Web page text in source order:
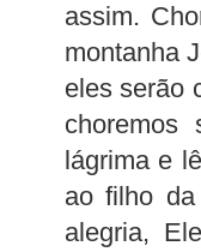
assim.
montanha
eles serão
choremos
lágrima e
ao filho
alegria,